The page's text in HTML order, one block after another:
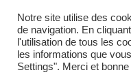
(Mattel 1986)
KissFandans Calendrier
Pouvoir (Mattel 1986)
Notre site utilise des
de navigation. En
l'utilisation de tous les
les informations que
Settings". Merci et